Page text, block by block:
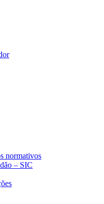
normativos
– SIC